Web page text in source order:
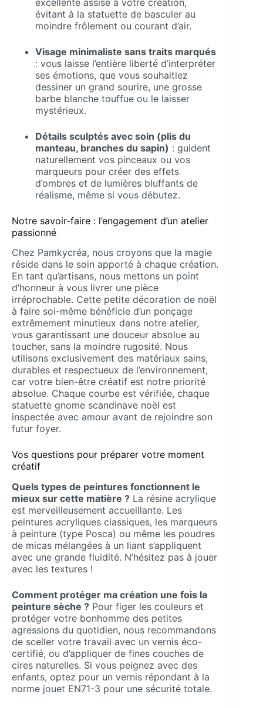
évitant à la statuette de basculer au
moindre frôlement ou courant d’air.
Visage minimaliste sans traits marqués
: vous laisse l’entière liberté d’interpréter
ses émotions, que vous souhaitiez
dessiner un grand sourire, une grosse
barbe blanche touffue ou le laisser
mystérieux.
Détails sculptés avec soin (plis du
manteau, branches du sapin) : guident
naturellement vos pinceaux ou vos
marqueurs pour créer des effets
d’ombres et de lumières bluffants de
réalisme, même si vous débutez.
Notre savoir-faire : l’engagement d’un atelier
passionné
Chez Pamkycréa, nous croyons que la magie
réside dans le soin apporté à chaque création.
En tant qu’artisans, nous mettons un point
d’honneur à vous livrer une pièce
irréprochable. Cette petite décoration de noël
à faire soi-même bénéficie d’un ponçage
extrêmement minutieux dans notre atelier,
vous garantissant une douceur absolue au
toucher, sans la moindre rugosité. Nous
utilisons exclusivement des matériaux sains,
durables et respectueux de l’environnement,
car votre bien-être créatif est notre priorité
absolue. Chaque courbe est vérifiée, chaque
statuette gnome scandinave noël est
inspectée avec amour avant de rejoindre son
futur foyer.
Vos questions pour préparer votre moment
créatif
Quels types de peintures fonctionnent le
mieux sur cette matière ? La résine acrylique
est merveilleusement accueillante. Les
peintures acryliques classiques, les marqueurs
à peinture (type Posca) ou même les poudres
de micas mélangées à un liant s’appliquent
avec une grande fluidité. N’hésitez pas à jouer
avec les textures !
Comment protéger ma création une fois la
peinture sèche ? Pour figer les couleurs et
protéger votre bonhomme des petites
agressions du quotidien, nous recommandons
de sceller votre travail avec un vernis éco-
certifié, ou d’appliquer de fines couches de
cires naturelles. Si vous peignez avec des
enfants, optez pour un vernis répondant à la
norme jouet EN71-3 pour une sécurité totale.